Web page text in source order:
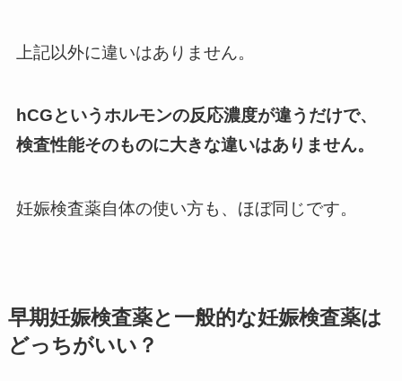
上記以外に違いはありません。
hCGというホルモンの反応濃度が違うだけで、
検査性能そのものに大きな違いはありません。
妊娠検査薬自体の使い方も、ほぼ同じです。
早期妊娠検査薬と一般的な妊娠検査薬は
どっちがいい？